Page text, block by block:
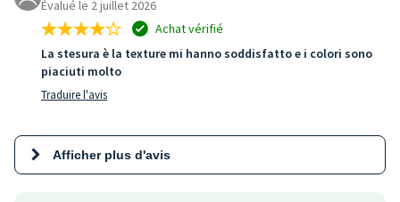
Évalué le 2 juillet 2026
Achat vérifié
La stesura è la texture mi hanno soddisfatto e i colori sono
piaciuti molto
Traduire l'avis
Afficher plus d'avis